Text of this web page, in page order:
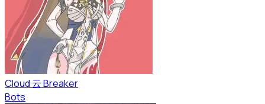
Cloud 云 Breaker
Bots